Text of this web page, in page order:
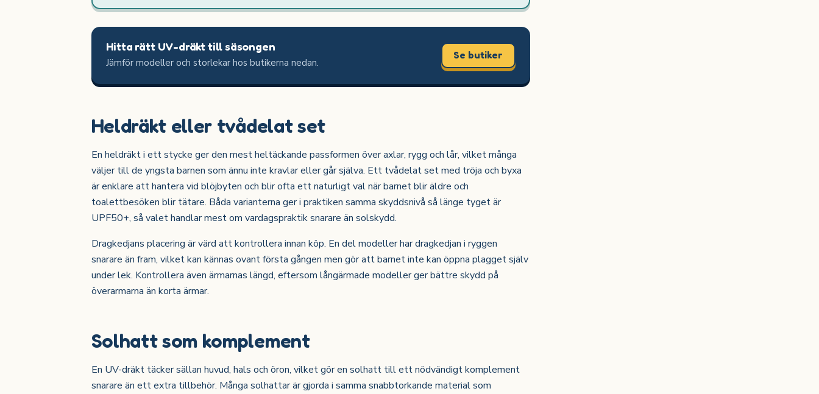
Hitta rätt UV-dräkt till säsongen
Jämför modeller och storlekar hos butikerna nedan.
Se butiker
Heldräkt eller tvådelat set
En heldräkt i ett stycke ger den mest heltäckande passformen över axlar, rygg och lår, vilket många
väljer till de yngsta barnen som ännu inte kravlar eller går själva. Ett tvådelat set med tröja och byxa
är enklare att hantera vid blöjbyten och blir ofta ett naturligt val när barnet blir äldre och
toalettbesöken blir tätare. Båda varianterna ger i praktiken samma skyddsnivå så länge tyget är
UPF50+, så valet handlar mest om vardagspraktik snarare än solskydd.
Dragkedjans placering är värd att kontrollera innan köp. En del modeller har dragkedjan i ryggen
snarare än fram, vilket kan kännas ovant första gången men gör att barnet inte kan öppna plagget själv
under lek. Kontrollera även ärmarnas längd, eftersom långärmade modeller ger bättre skydd på
överarmarna än korta ärmar.
Solhatt som komplement
En UV-dräkt täcker sällan huvud, hals och öron, vilket gör en solhatt till ett nödvändigt komplement
snarare än ett extra tillbehör. Många solhattar är gjorda i samma snabbtorkande material som